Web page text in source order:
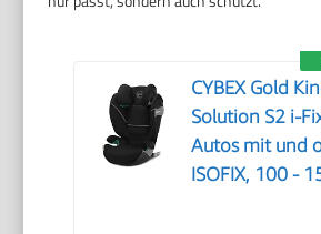
CYBEX Gold
Solution S2 i-
Autos mit und
ISOFIX, 100 -